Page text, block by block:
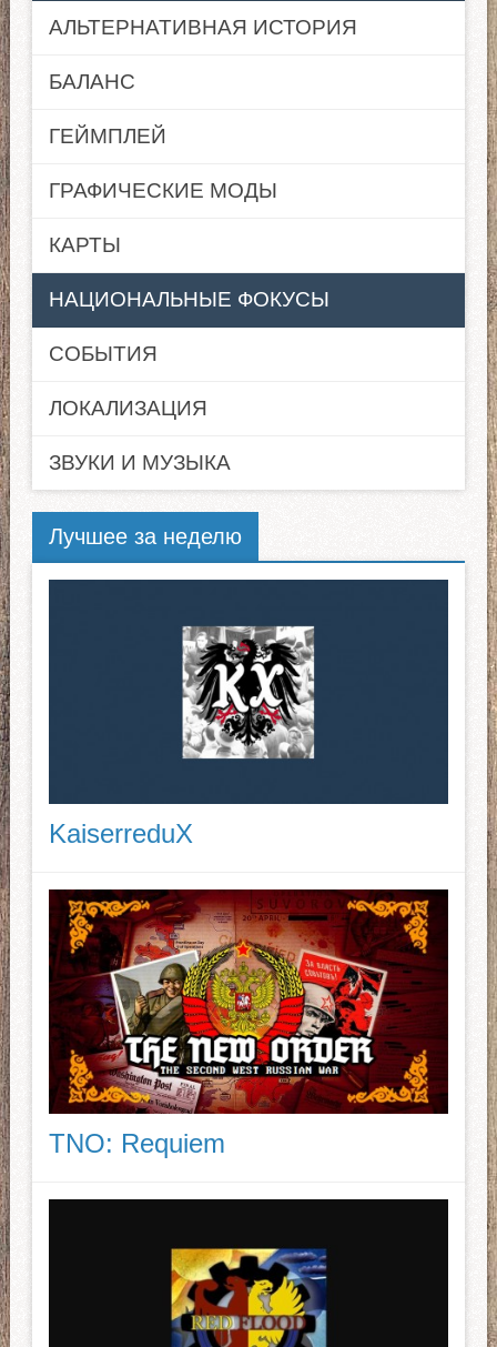
АЛЬТЕРНАТИВНАЯ ИСТОРИЯ
БАЛАНС
ГЕЙМПЛЕЙ
ГРАФИЧЕСКИЕ МОДЫ
КАРТЫ
НАЦИОНАЛЬНЫЕ ФОКУСЫ
СОБЫТИЯ
ЛОКАЛИЗАЦИЯ
ЗВУКИ И МУЗЫКА
Лучшее за неделю
KaiserreduX
TNO: Requiem